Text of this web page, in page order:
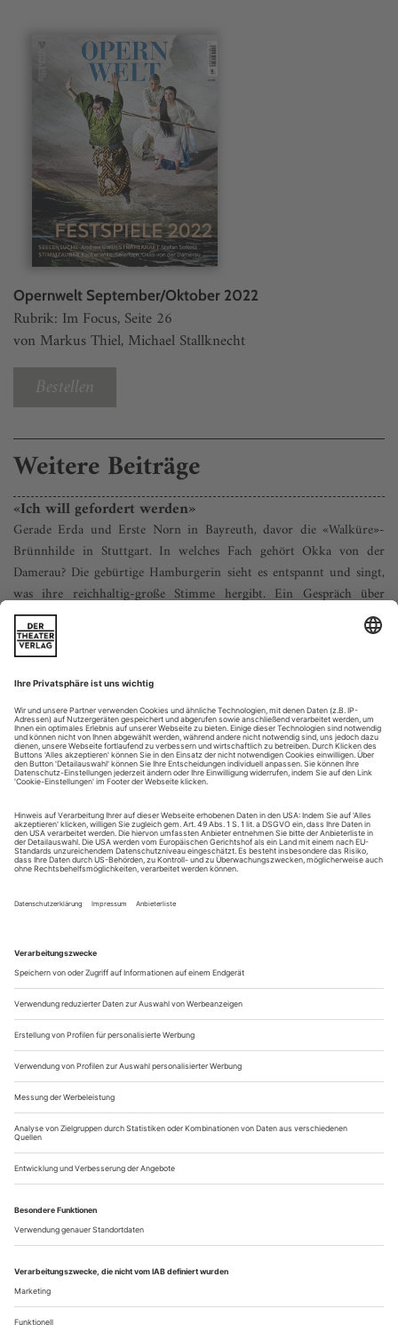
Opernwelt September/Oktober 2022
Rubrik: Im Focus, Seite 26
von Markus Thiel, Michael Stallknecht
Bestellen
Weitere Beiträge
«Ich will gefordert werden»
Gerade Erda und Erste Norn in Bayreuth, davor die «Walküre»-
Brünnhilde in Stuttgart. In welches Fach gehört Okka von der
Damerau? Die gebürtige Hamburgerin sieht es entspannt und singt,
was ihre reichhaltig-große Stimme hergibt. Ein Gespräch über
Wohlfühlzonen, reisende Stimmen und Rock ’n’ Roll auf der
Opernbühne
Ariadne – fühlen Sie sich stimmlich endlich im dramatischen Fach
angekommen?
Nein. Ich plane eher virtuos. Deshalb habe ich auch nicht das
Gefühl, dass ich irgendwo angekommen bin. Man kann in
diesem Beruf nicht allein über seine Entwicklung bestimmen,
CD des Monats: Liebesgeflüster
Daniel Oren, die Dresdner Philharmonie und eine exzellente
Dabei sind die Vorhänge geschlossen im Schlafgemach der
Violetta Valéry. Also muss es wohl ein himmlisches Licht sein,
das in den Raum hineinfällt: engelsgleich. Giuseppe Verdi hat
dafür eine göttliche Musik geschrieben, einAndantein cmoll,
das...
In Wagners Welt
Weniger wäre mehr: das Kunstprojekt «Temple of Appropriated
Histories» am Staatstheater Kassel
Der Premierentitel und das ganze Drumherum dieses
vierstündigen Spektakels passten zu den Ambitionen der
neuen Intendanz in Kassel und ebenfalls zur heißdisktutierten
documenta – mit einem kleinen Unterschied: Das
politische Porzellan blieb diesmal heil. Mit «Temple of
Appropriated Histories», einer interdisziplinären
Bühneninszenierung des Projekts «Temple of...